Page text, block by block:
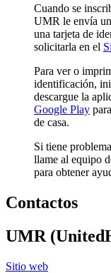
Cuando se
UMR le envía
una tarjeta de
solicitarla en el
Para ver o
identificación,
descargue la
Google Play
de casa.
Si tiene
llame al equipo
para obtener
Contactos
UMR
Sitio web